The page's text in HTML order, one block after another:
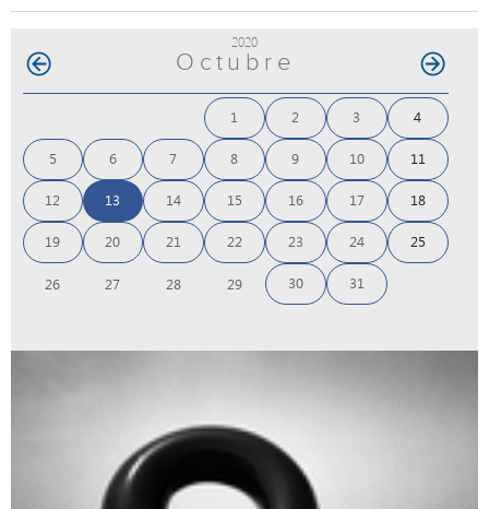
2020
Octubre
1 2 3 4
5 6 7 8 9 10 11
12 13 14 15 16 17 18
19 20 21 22 23 24 25
26 27 28 29 30 31